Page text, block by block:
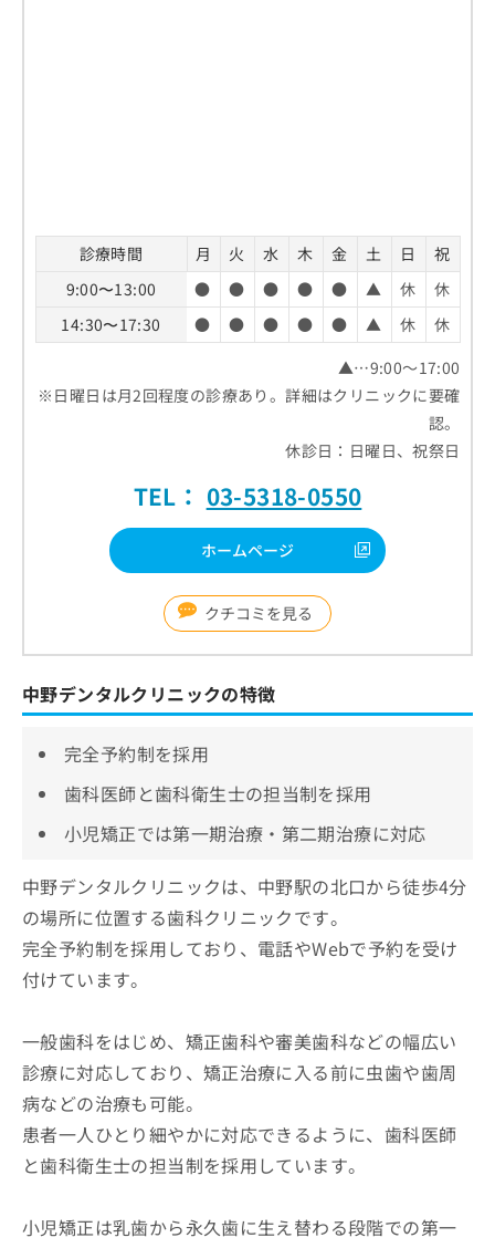
診療時間 月 火 水 木 金 土 日
祝
9:00〜13:00
● ● ● ● ● ▲ 休
休
14:30〜17:30
● ● ● ● ● ▲ 休
休
▲…9:00～17:00
※日曜日は月2回程度の診療あり。詳細はクリニックに要確
認。
休診日：日曜日、祝祭日
TEL： 03-5318-0550
ホームページ
クチコミを見る
中野デンタルクリニックの特徴
完全予約制を採用
歯科医師と歯科衛生士の担当制を採用
小児矯正では第一期治療・第二期治療に対応
中野デンタルクリニックは、中野駅の北口から徒歩4分
の場所に位置する歯科クリニックです。
完全予約制を採用しており、電話やWebで予約を受け
付けています。
一般歯科をはじめ、矯正歯科や審美歯科などの幅広い
診療に対応しており、矯正治療に入る前に虫歯や歯周
病などの治療も可能。
患者一人ひとり細やかに対応できるように、歯科医師
と歯科衛生士の担当制を採用しています。
小児矯正は乳歯から永久歯に生え替わる段階での第一